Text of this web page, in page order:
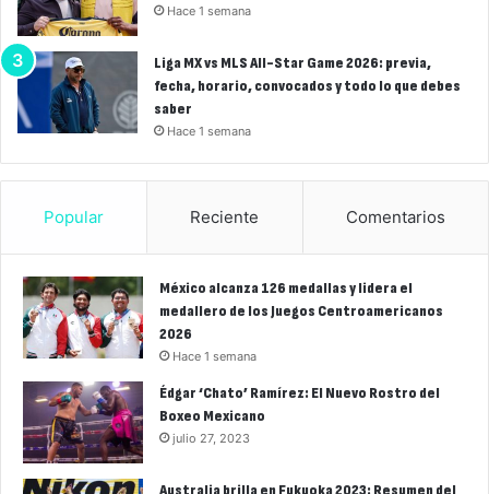
Hace 1 semana
Liga MX vs MLS All-Star Game 2026: previa,
fecha, horario, convocados y todo lo que debes
saber
Hace 1 semana
Popular Reciente Comentarios
México alcanza 126 medallas y lidera el
medallero de los Juegos Centroamericanos
2026
Hace 1 semana
Édgar ‘Chato’ Ramírez: El Nuevo Rostro del
Boxeo Mexicano
julio 27, 2023
Australia brilla en Fukuoka 2023: Resumen del